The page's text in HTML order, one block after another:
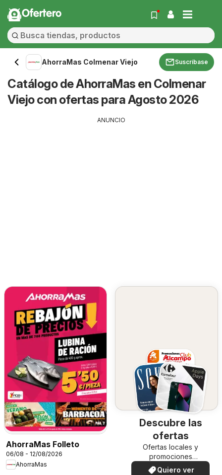
Ofertero
AhorraMas Colmenar Viejo Suscríbase
Catálogo de AhorraMas en Colmenar
Viejo con ofertas para Agosto 2026
ANUNCIO
AhorraMas Folleto
06/08 - 12/08/2026
AhorraMas
Descubre las
ofertas
Ofertas locales y
promociones
especiales.
Quiero ver